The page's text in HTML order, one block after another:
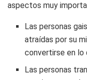
aspectos muy
Las personas
atraídas por su
convertirse en lo
Las personas